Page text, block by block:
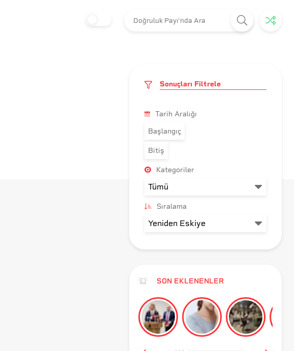
Sonuçları Filtrele
Tarih Aralığı
Başlangıç
Bitiş
Kategoriler
Sıralama
SON EKLENENLER